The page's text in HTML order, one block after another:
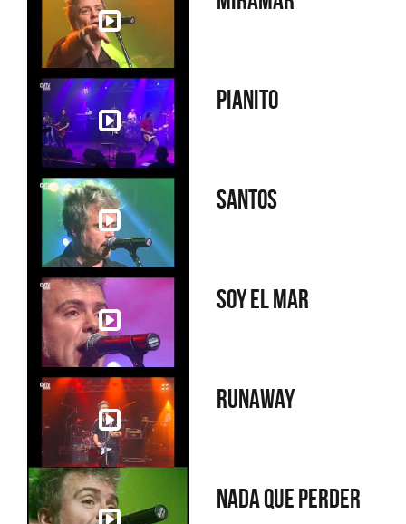
Pianito
Santos
Soy el mar
Runaway
Nada que perder